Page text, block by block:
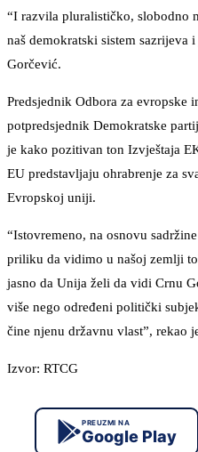
“I razvila pluralističko, slobodno
naš demokratski sistem sazrijeva
Gorčević.
Predsjednik Odbora za evropske
potpredsjednik Demokratske
je kako pozitivan ton Izvještaja
EU predstavljaju ohrabrenje za
Evropskoj uniji.
“Istovremeno, na osnovu
priliku da vidimo u našoj zemlji
jasno da Unija želi da vidi Crnu
više nego određeni politički
čine njenu državnu vlast”, rekao
Izvor: RTCG
PREUZMI NA
Google Play